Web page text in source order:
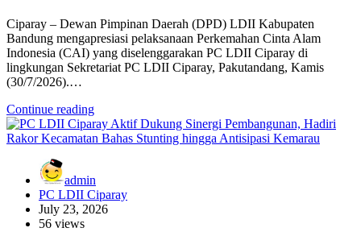
Ciparay – Dewan Pimpinan Daerah (DPD) LDII Kabupaten
Bandung mengapresiasi pelaksanaan Perkemahan Cinta Alam
Indonesia (CAI) yang diselenggarakan PC LDII Ciparay di
lingkungan Sekretariat PC LDII Ciparay, Pakutandang, Kamis
(30/7/2026).…
Continue reading
admin
PC LDII Ciparay
July 23, 2026
56 views